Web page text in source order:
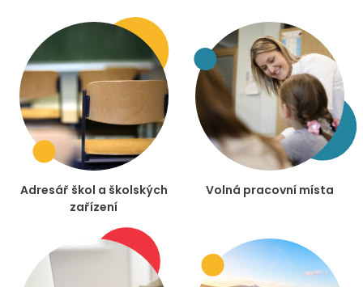
Adresář škol a školských
zařízení
Volná pracovní místa